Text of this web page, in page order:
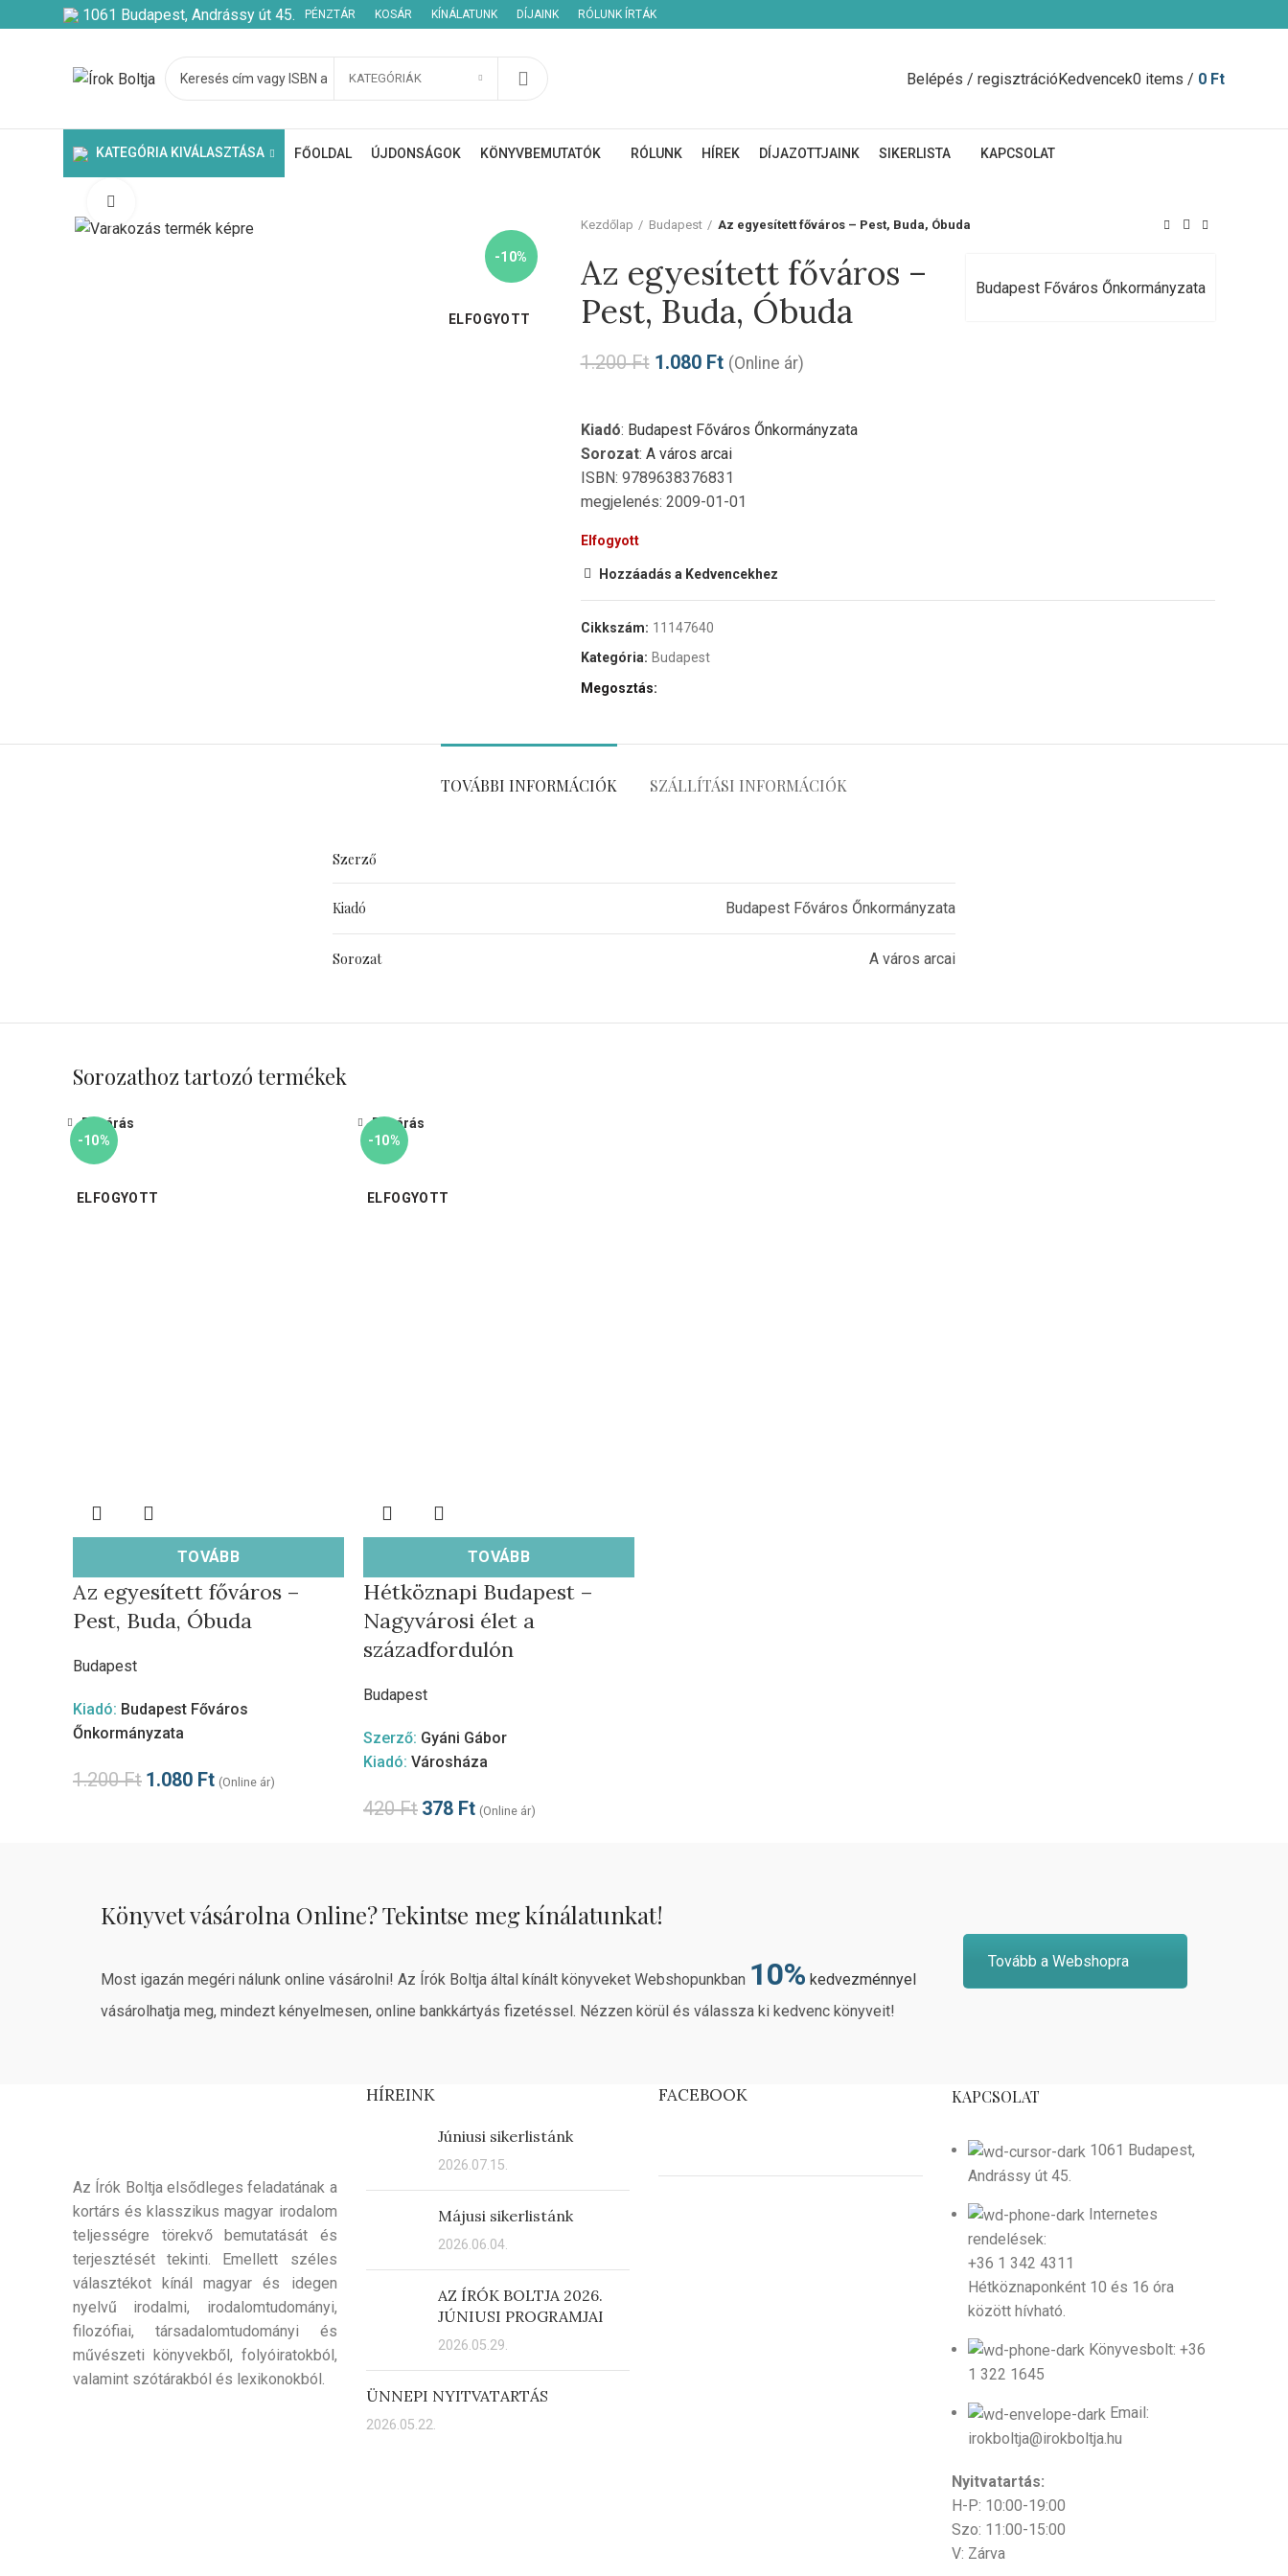
1061 Budapest, Andrássy út 45. PÉNZTÁR KOSÁR KÍNÁLATUNK DÍJAINK RÓLUNK ÍRTÁK
KATEGÓRIÁK Belépés / regisztrációKedvencek0 items / 0 Ft
KATEGÓRIA KIVÁLASZTÁSA FŐOLDAL ÚJDONSÁGOK KÖNYVBEMUTATÓK RÓLUNK HÍREK DÍJAZOTTJAINK SIKERLISTA KAPCSOLAT
-10%
ELFOGYOTT
Kezdőlap
Budapest Az egyesített főváros – Pest, Buda, Óbuda
Budapest Főváros Őnkormányzata
Az egyesített főváros –
Pest, Buda, Óbuda
1.200Ft 1.080 Ft (Online ár)
Kiadó: Budapest Főváros Őnkormányzata
Sorozat: A város arcai
ISBN: 9789638376831
megjelenés: 2009-01-01
Elfogyott
Hozzáadás a Kedvencekhez
Cikkszám: 11147640
Kategória: Budapest
Megosztás
TOVÁBBI INFORMÁCIÓK SZÁLLÍTÁSI INFORMÁCIÓK
Szerző
Kiadó Budapest Főváros Őnkormányzata
Sorozat A város arcai
Sorozathoz tartozó termékek
-10%
ELFOGYOTT
TOVÁBB
Bezárás
Az egyesített főváros –
Pest, Buda, Óbuda
Budapest
Kiadó: Budapest Főváros
Őnkormányzata
1.200Ft 1.080 Ft (Online ár)
-10%
ELFOGYOTT
TOVÁBB
Bezárás
Hétköznapi Budapest –
Nagyvárosi élet a
századfordulón
Budapest
Szerző: Gyáni Gábor
Kiadó: Városháza
420Ft 378 Ft (Online ár)
Könyvet vásárolna Online? Tekintse meg kínálatunkat!
Most igazán megéri nálunk online vásárolni! Az Írók Boltja által kínált könyveket Webshopunkban 10% kedvezménnyel
vásárolhatja meg, mindezt kényelmesen, online bankkártyás fizetéssel. Nézzen körül és válassza ki kedvenc könyveit!
Tovább a Webshopra
Az Írók Boltja elsődleges feladatának a
kortárs és klasszikus magyar irodalom
teljességre törekvő bemutatását és
terjesztését tekinti. Emellett széles
választékot kínál magyar és idegen
nyelvű irodalmi, irodalomtudományi,
filozófiai, társadalomtudományi és
művészeti könyvekből, folyóiratokból,
valamint szótárakból és lexikonokból.
HÍREINK
Júniusi sikerlistánk
2026.07.15.
Májusi sikerlistánk
2026.06.04.
AZ ÍRÓK BOLTJA 2026.
JÚNIUSI PROGRAMJAI
2026.05.29.
ÜNNEPI NYITVATARTÁS
2026.05.22.
FACEBOOK KAPCSOLAT
1061 Budapest,
Andrássy út 45.
Internetes
rendelések:
+36 1 342 4311
Hétköznaponként 10 és 16 óra
között hívható.
Könyvesbolt: +36
1 322 1645
Email:
irokboltja@irokboltja.hu
Nyitvatartás:
H-P: 10:00-19:00
Szo: 11:00-15:00
V: Zárva
Kezdje el gépelni a keresett bejegyzések megtekintéséhez.